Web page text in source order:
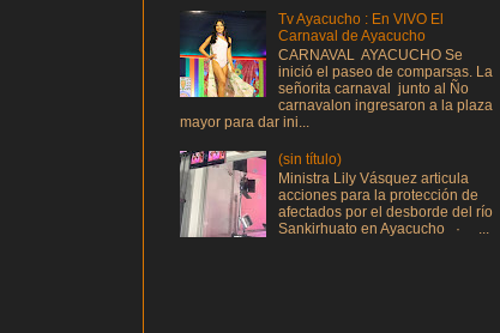
Tv Ayacucho : En VIVO El
Carnaval de Ayacucho
CARNAVAL AYACUCHO Se
inició el paseo de comparsas. La
señorita carnaval junto al Ño
carnavalon ingresaron a la plaza
mayor para dar ini...
(sin título)
Ministra Lily Vásquez articula
acciones para la protección de
afectados por el desborde del río
Sankirhuato en Ayacucho · ...